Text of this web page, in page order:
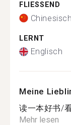
FLIESSEND
LERNT
Englisch
Meine
读一本好书/
Mehr lesen